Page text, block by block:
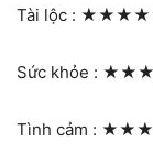
Tài lộc :
Sức khỏe :
Tình cảm :